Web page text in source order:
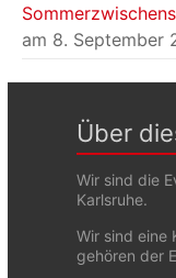
am 8. September
Über
Wir sind die
Karlsruhe.
Wir sind eine
gehören der